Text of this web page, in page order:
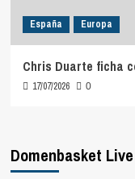
España Europa
Chris Duarte ficha
17/07/2026 0
Domenbasket Live